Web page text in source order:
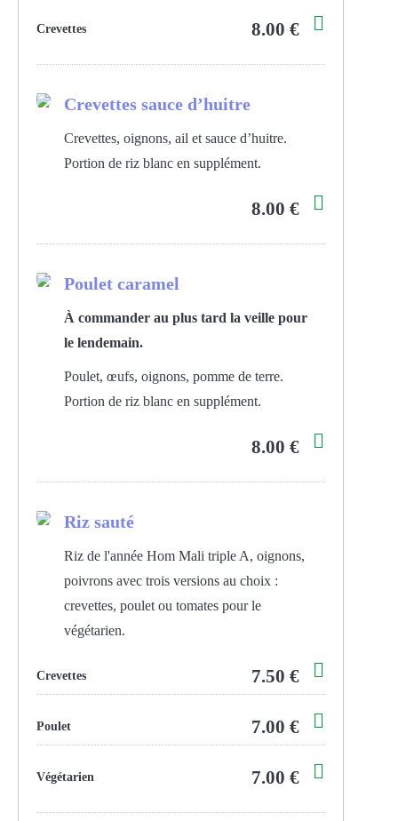
Crevettes 8.00 €
Crevettes sauce d’huitre
Crevettes, oignons, ail et sauce d’huitre.
Portion de riz blanc en supplément.
8.00 €
Poulet caramel
À commander au plus tard la veille pour
le lendemain.
Poulet, œufs, oignons, pomme de terre.
Portion de riz blanc en supplément.
8.00 €
Riz sauté
Riz de l'année Hom Mali triple A, oignons,
poivrons avec trois versions au choix :
crevettes, poulet ou tomates pour le
végétarien.
Crevettes 7.50 €
Poulet 7.00 €
Végétarien 7.00 €